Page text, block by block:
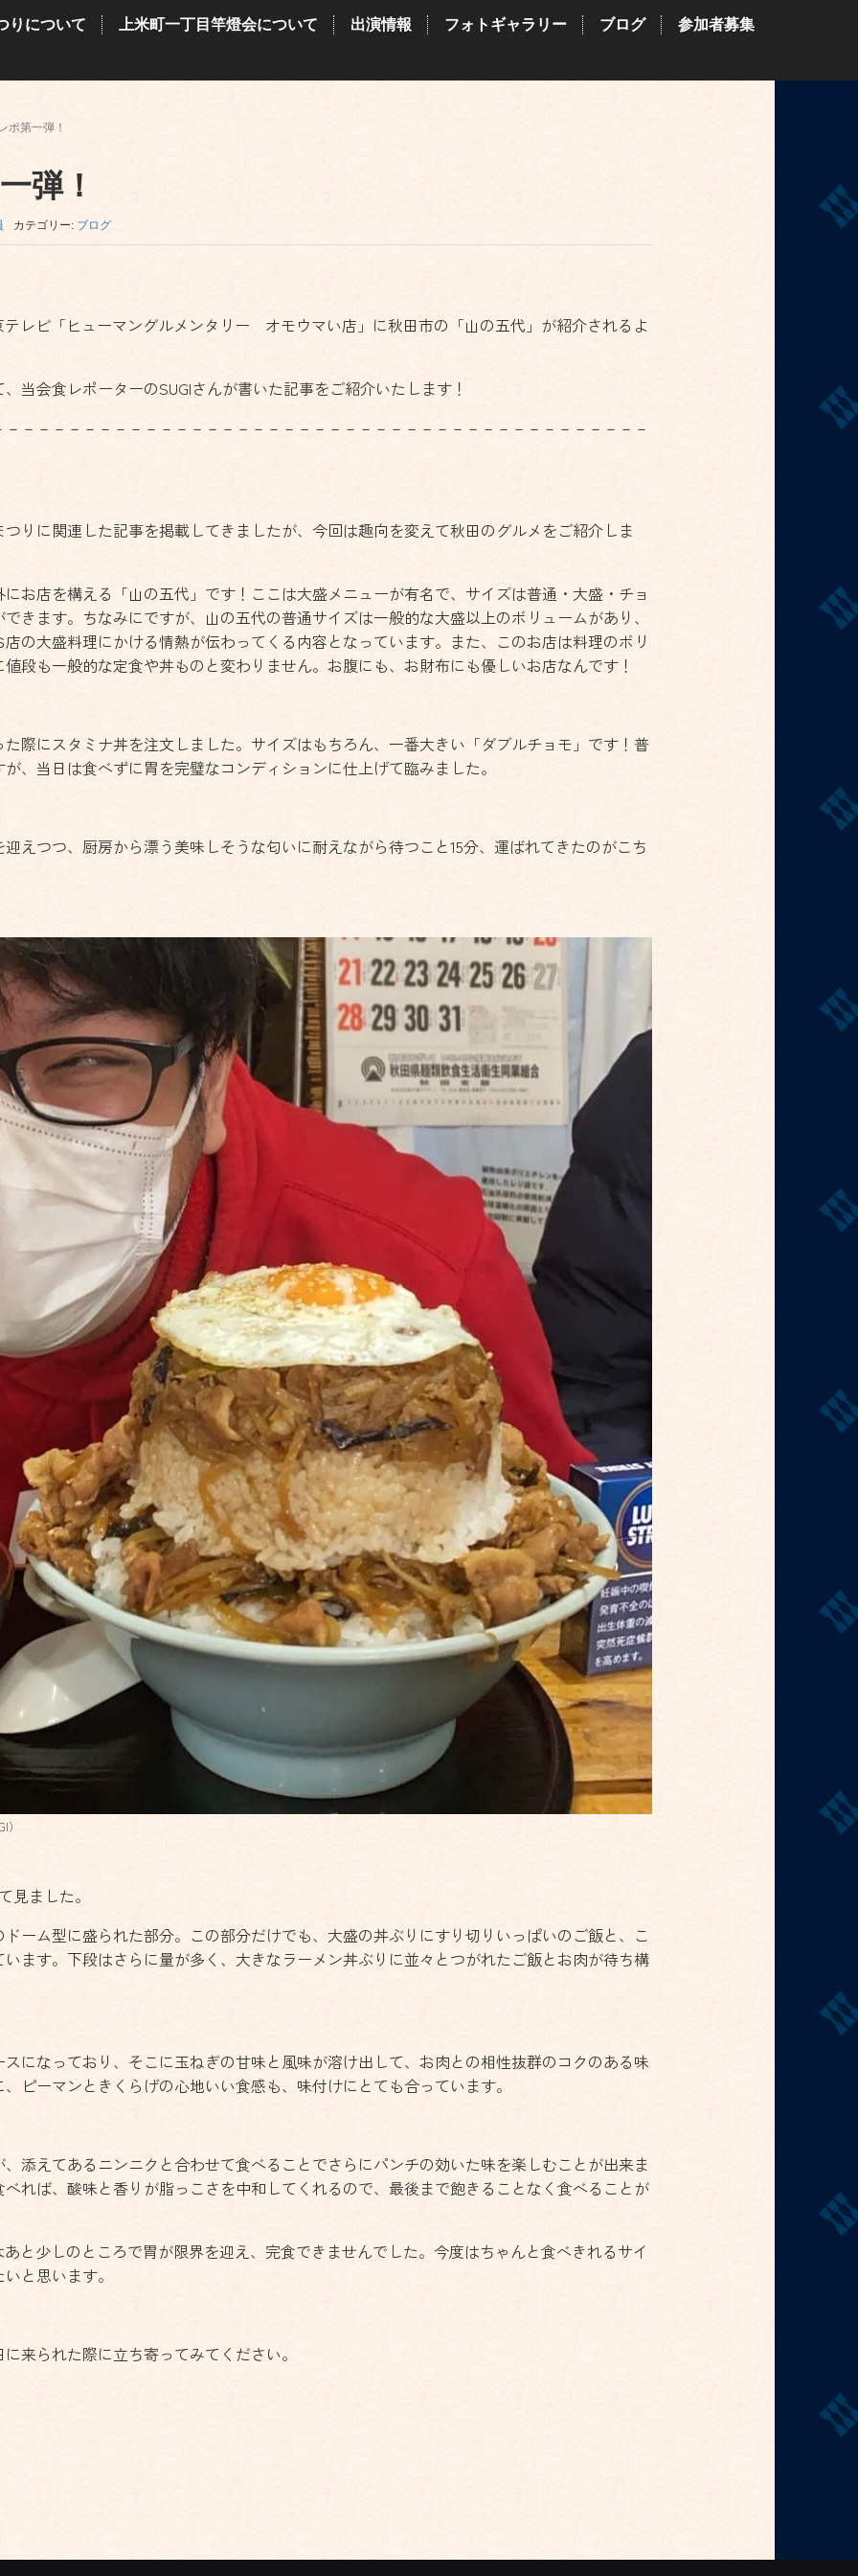
りについて 上米町一丁目竿燈会について 出演情報 フォトギャラリー ブログ 参加者募集
ポ第一弾！
弾！
カテゴリー: ブログ
テレビ「ヒューマングルメンタリー オモウマい店」に秋田市の「山の五代」が紹介されるよ
当会食レポーターのSUGIさんが書いた記事をご紹介いたします！
－－－－－－－－－－－－－－－－－－－－－－－－－－－－－－－－－－－－－－－－－
りに関連した記事を掲載してきましたが、今回は趣向を変えて秋田のグルメをご紹介しま
お店を構える「山の五代」です！ここは大盛メニューが有名で、サイズは普通・大盛・チョ
きます。ちなみにですが、山の五代の普通サイズは一般的な大盛以上のボリュームがあり、
の大盛料理にかける情熱が伝わってくる内容となっています。また、このお店は料理のボリ
段も一般的な定食や丼ものと変わりません。お腹にも、お財布にも優しいお店なんです！
際にスタミナ丼を注文しました。サイズはもちろん、一番大きい「ダブルチョモ」です！普
、当日は食べずに胃を完璧なコンディションに仕上げて臨みました。
えつつ、厨房から漂う美味しそうな匂いに耐えながら待つこと15分、運ばれてきたのがこち
見ました。
ーム型に盛られた部分。この部分だけでも、大盛の丼ぶりにすり切りいっぱいのご飯と、こ
ます。下段はさらに量が多く、大きなラーメン丼ぶりに並々とつがれたご飯とお肉が待ち構
になっており、そこに玉ねぎの甘味と風味が溶け出して、お肉との相性抜群のコクのある味
ピーマンときくらげの心地いい食感も、味付けにとても合っています。
添えてあるニンニクと合わせて食べることでさらにパンチの効いた味を楽しむことが出来ま
れば、酸味と香りが脂っこさを中和してくれるので、最後まで飽きることなく食べることが
と少しのところで胃が限界を迎え、完食できませんでした。今度はちゃんと食べきれるサイ
と思います。
来られた際に立ち寄ってみてください。